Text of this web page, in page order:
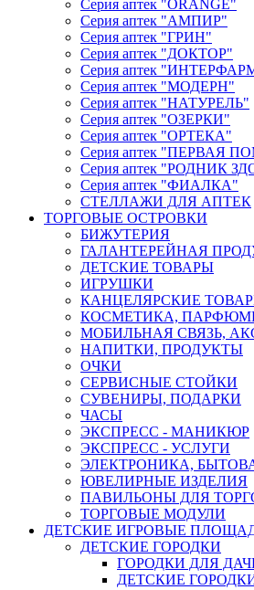
Серия аптек "ORANGE"
Серия аптек "АМПИР"
Серия аптек "ГРИН"
Серия аптек "ДОКТОР"
Серия аптек
Серия аптек "МОДЕРН"
Серия аптек "НАТУРЕЛЬ"
Серия аптек "ОЗЕРКИ"
Серия аптек "ОРТЕКА"
Серия аптек "ПЕРВАЯ
Серия аптек "РОДНИК
Серия аптек "ФИАЛКА"
СТЕЛЛАЖИ ДЛЯ АПТЕК
ТОРГОВЫЕ ОСТРОВКИ
БИЖУТЕРИЯ
ГАЛАНТЕРЕЙНАЯ
ДЕТСКИЕ ТОВАРЫ
ИГРУШКИ
КАНЦЕЛЯРСКИЕ
КОСМЕТИКА,
МОБИЛЬНАЯ СВЯЗЬ,
НАПИТКИ, ПРОДУКТЫ
ОЧКИ
СЕРВИСНЫЕ СТОЙКИ
СУВЕНИРЫ, ПОДАРКИ
ЧАСЫ
ЭКСПРЕСС - МАНИКЮР
ЭКСПРЕСС - УСЛУГИ
ЭЛЕКТРОНИКА,
ЮВЕЛИРНЫЕ ИЗДЕЛИЯ
ПАВИЛЬОНЫ ДЛЯ
ТОРГОВЫЕ МОДУЛИ
ДЕТСКИЕ ИГРОВЫЕ
ДЕТСКИЕ ГОРОДКИ
ГОРОДКИ ДЛЯ
ДЕТСКИЕ